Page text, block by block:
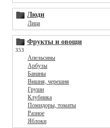
Люди
Лица
Фрукты и овощи
353
Апельсины
Арбузы
Бананы
Вишня, черешня
Груши
Клубника
Помидоры, томаты
Разное
Яблоки